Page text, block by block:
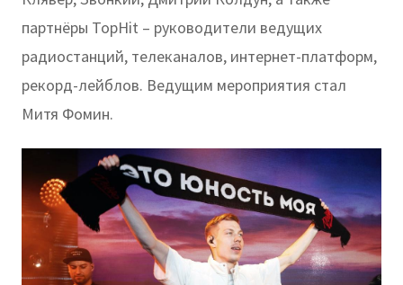
партнёры TopHit – руководители ведущих
радиостанций, телеканалов, интернет-платформ,
рекорд-лейблов. Ведущим мероприятия стал
Митя Фомин.